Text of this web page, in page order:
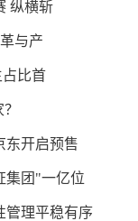
纵横斩
与产
占比首
东开启预售
集团"一亿位
管理平稳有序